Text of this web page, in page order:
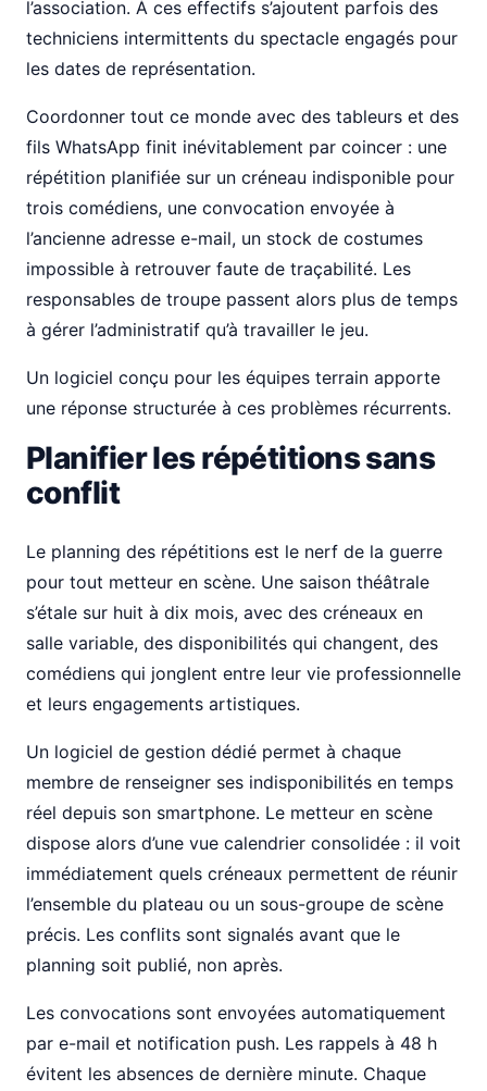
l’association. À ces effectifs s’ajoutent parfois des
techniciens intermittents du spectacle engagés pour
les dates de représentation.
Coordonner tout ce monde avec des tableurs et des
fils WhatsApp finit inévitablement par coincer : une
répétition planifiée sur un créneau indisponible pour
trois comédiens, une convocation envoyée à
l’ancienne adresse e-mail, un stock de costumes
impossible à retrouver faute de traçabilité. Les
responsables de troupe passent alors plus de temps
à gérer l’administratif qu’à travailler le jeu.
Un logiciel conçu pour les équipes terrain apporte
une réponse structurée à ces problèmes récurrents.
Planifier les répétitions sans
conflit
Le planning des répétitions est le nerf de la guerre
pour tout metteur en scène. Une saison théâtrale
s’étale sur huit à dix mois, avec des créneaux en
salle variable, des disponibilités qui changent, des
comédiens qui jonglent entre leur vie professionnelle
et leurs engagements artistiques.
Un logiciel de gestion dédié permet à chaque
membre de renseigner ses indisponibilités en temps
réel depuis son smartphone. Le metteur en scène
dispose alors d’une vue calendrier consolidée : il voit
immédiatement quels créneaux permettent de réunir
l’ensemble du plateau ou un sous-groupe de scène
précis. Les conflits sont signalés avant que le
planning soit publié, non après.
Les convocations sont envoyées automatiquement
par e-mail et notification push. Les rappels à 48 h
évitent les absences de dernière minute. Chaque